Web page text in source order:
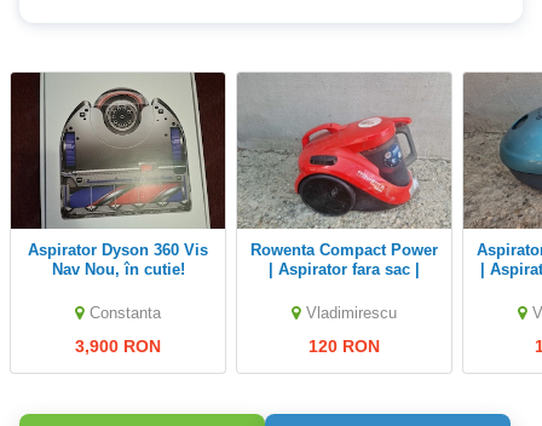
Aspirator Dyson 360 Vis
Nav Nou, în cutie!
Constanta
3,900 RON
Rowenta Compact Power
| Aspirator fara sac |
Vladimirescu
120 RON
Aspirator Rohnson R-153
|